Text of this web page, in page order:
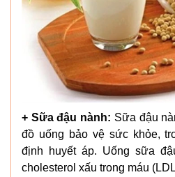
+ Sữa đậu nành: Sữa đậu
đồ uống bảo vệ sức khỏe,
định huyết áp. Uống sữa
cholesterol xấu trong máu